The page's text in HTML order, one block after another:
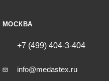
МОСКВА
+7 (499) 404-3-404
info@medastex.ru